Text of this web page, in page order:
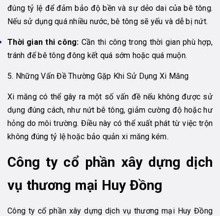
đúng tỷ lệ để đảm bảo độ bền và sự dẻo dai của bê tông.
Nếu sử dụng quá nhiều nước, bê tông sẽ yếu và dễ bị nứt.
Thời gian thi công: Cần thi công trong thời gian phù hợp,
tránh để bê tông đông kết quá sớm hoặc quá muộn.
5. Những Vấn Đề Thường Gặp Khi Sử Dụng Xi Măng
Xi măng có thể gây ra một số vấn đề nếu không được sử
dụng đúng cách, như nứt bê tông, giảm cường độ hoặc hư
hỏng do môi trường. Điều này có thể xuất phát từ việc trộn
không đúng tỷ lệ hoặc bảo quản xi măng kém.
Công ty cổ phần xây dựng dịch
vụ thương mại Huy Đồng
Công ty cổ phần xây dựng dịch vụ thương mại Huy Đồng